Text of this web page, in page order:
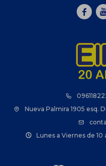
Nueva Palmira 1905 esq.
Lunes a Viernes de 10
